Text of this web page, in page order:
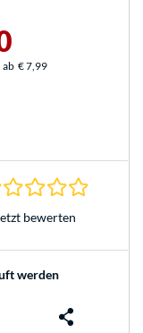
ab € 7,99
bewerten
werden